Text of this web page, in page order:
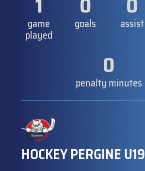
game
played
goals assist
0
penalty minutes
HOCKEY PERGINE U19